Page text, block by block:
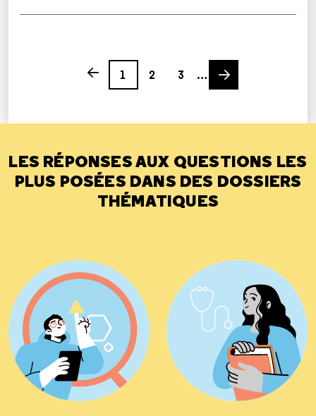
Previous page
Page
1
Page
2
3
…
Next page
LES RÉPONSES AUX QUESTIONS LES
PLUS POSÉES DANS DES DOSSIERS
THÉMATIQUES